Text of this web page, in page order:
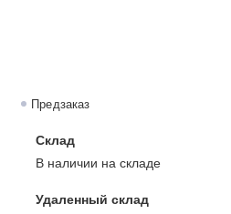
Предзаказ
Склад
В наличии на складе
Удаленный склад